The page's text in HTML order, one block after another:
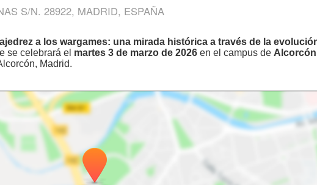
S/N. 28922, MADRID, ESPAÑA
a los wargames: una mirada histórica a través de la
se celebrará el martes 3 de marzo de 2026 en el campus de Alcorcón
Madrid.